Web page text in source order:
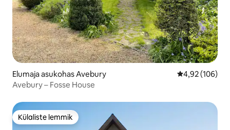
Elumaja asukohas Avebury Keskmine
4,92 (106)
Avebury – Fosse House
Külaliste lemmik
Külaliste lemmik